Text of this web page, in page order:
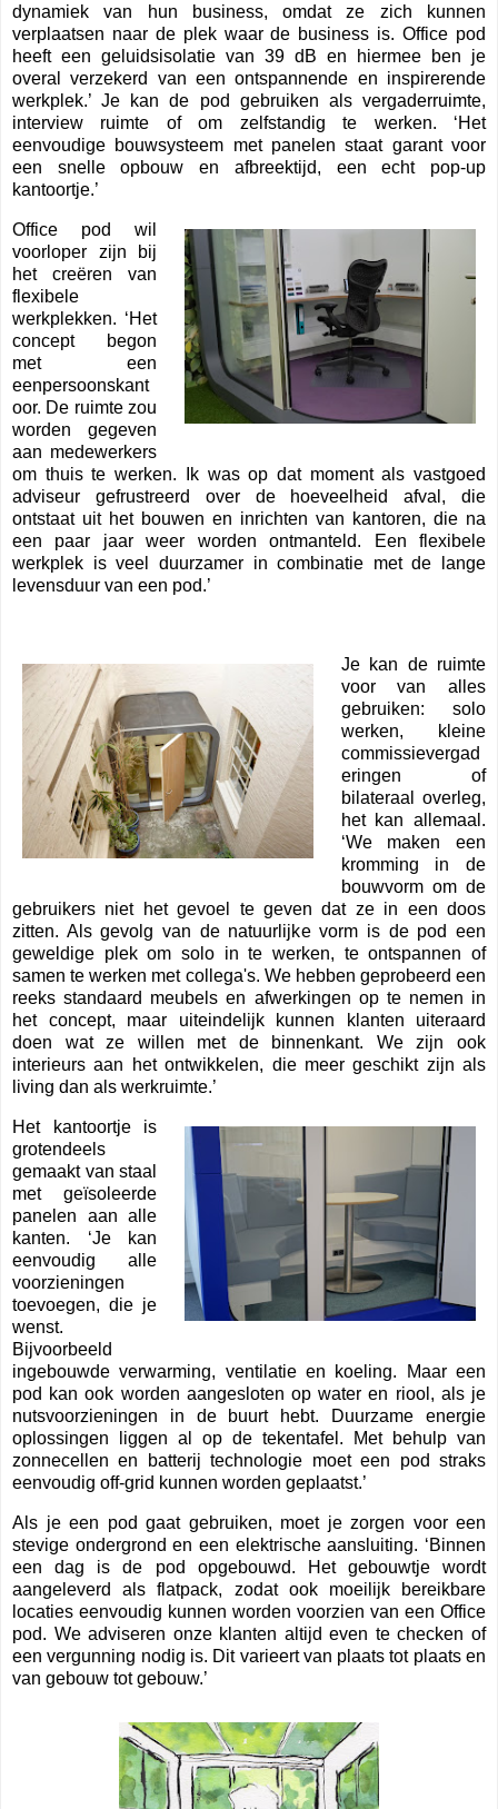
dynamiek van hun business, omdat ze zich kunnen
verplaatsen naar de plek waar de business is. Office pod
heeft een geluidsisolatie van 39 dB en hiermee ben je
overal verzekerd van een ontspannende en inspirerende
werkplek.’ Je kan de pod gebruiken als vergaderruimte,
interview ruimte of om zelfstandig te werken. ‘Het
eenvoudige bouwsysteem met panelen staat garant voor
een snelle opbouw en afbreektijd, een echt pop-up
kantoortje.’
Office pod wil
voorloper zijn bij
het creëren van
flexibele
werkplekken. ‘Het
concept begon
met een
eenpersoonskant
oor. De ruimte zou
worden gegeven
aan medewerkers
om thuis te werken. Ik was op dat moment als vastgoed
adviseur gefrustreerd over de hoeveelheid afval, die
ontstaat ​​uit het bouwen en inrichten van kantoren, die na
een paar jaar weer worden ontmanteld. Een flexibele
werkplek is veel duurzamer in combinatie met de lange
levensduur van een pod.’
Je kan de ruimte
voor van alles
gebruiken: solo
werken, kleine
commissievergad
eringen of
bilateraal overleg,
het kan allemaal.
‘We maken een
kromming in de
bouwvorm om de
gebruikers niet het gevoel te geven dat ze in een doos
zitten. Als gevolg van de natuurlijke vorm is de pod een
geweldige plek om solo in te werken, te ontspannen of
samen te werken met collega's. We hebben geprobeerd een
reeks standaard meubels en afwerkingen op te nemen in
het concept, maar uiteindelijk kunnen klanten uiteraard
doen wat ze willen met de binnenkant. We zijn ook
interieurs aan het ontwikkelen, die meer geschikt zijn als
living dan als werkruimte.’
Het kantoortje is
grotendeels
gemaakt van staal
met geïsoleerde
panelen aan alle
kanten. ‘Je kan
eenvoudig alle
voorzieningen
toevoegen, die je
wenst.
Bijvoorbeeld
ingebouwde verwarming, ventilatie en koeling. Maar een
pod kan ook worden aangesloten op water en riool, als je
nutsvoorzieningen in de buurt hebt. Duurzame energie
oplossingen liggen al op de tekentafel. Met behulp van
zonnecellen en batterij technologie moet een pod straks
eenvoudig off-grid kunnen worden geplaatst.’
Als je een pod gaat gebruiken, moet je zorgen voor een
stevige ondergrond en een elektrische aansluiting. ‘Binnen
een dag is de pod opgebouwd. Het gebouwtje wordt
aangeleverd als flatpack, zodat ook moeilijk bereikbare
locaties eenvoudig kunnen worden voorzien van een Office
pod. We adviseren onze klanten altijd even te checken of
een vergunning nodig is. Dit varieert van plaats tot plaats en
van gebouw tot gebouw.’